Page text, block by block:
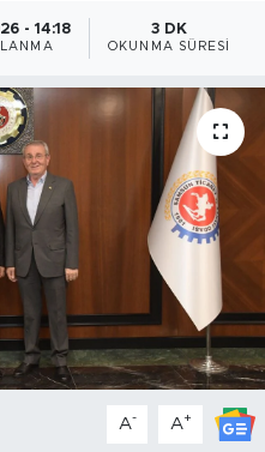
- 14:18 3 DK
OKUNMA SÜRESI
A- A+